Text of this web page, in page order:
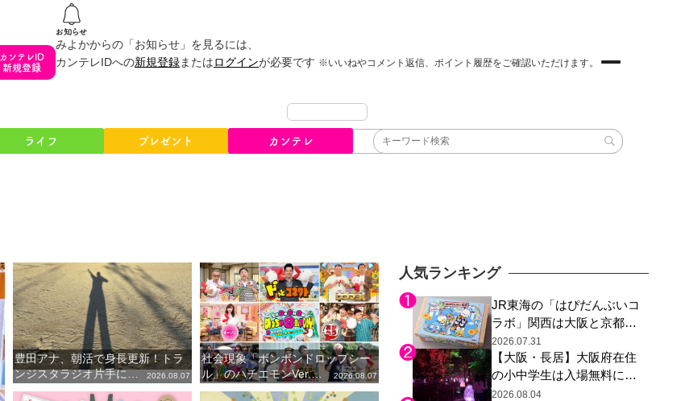
カンテレID
新規登録
みよかからの「お知らせ」を見るには、
カンテレIDへの新規登録またはログインが必要です ※いいねやコメント返信、ポイント履歴をご確認いただけます。
ライフ プレゼント カンテレ
豊田アナ、朝活で身長更新！トラ
ンジスタラジオ片手に…
2026.08.07
社会現象「ボンボンドロップシー
ル」のハチエモンVer.…
2026.08.07
人気ランキング
JR東海の「はぴだんぶいコ
ラボ」関西は大阪と京都の
み、日焼けしたポチャッコ
らサンリオキャラが描かれ
た駅弁やグッズが登場
2026.07.31
【大阪・長居】大阪府在住
の小中学生は入場無料に、
チームラボが「夏休みの自
2026.08.04